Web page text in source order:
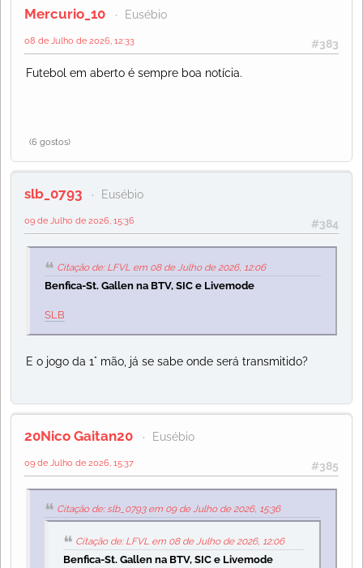
Mercurio_10 Eusébio
#383
08 de Julho de 2026, 12:33
Futebol em aberto é sempre boa notícia.
(6 gostos)
slb_0793 Eusébio
#384
09 de Julho de 2026, 15:36
Citação de: LFVL em 08 de Julho de 2026, 12:06
Benfica-St. Gallen na BTV, SIC e Livemode
SLB
E o jogo da 1° mão, já se sabe onde será transmitido?
20Nico Gaitan20 Eusébio
#385
09 de Julho de 2026, 15:37
Citação de: slb_0793 em 09 de Julho de 2026, 15:36
Citação de: LFVL em 08 de Julho de 2026, 12:06
Benfica-St. Gallen na BTV, SIC e Livemode